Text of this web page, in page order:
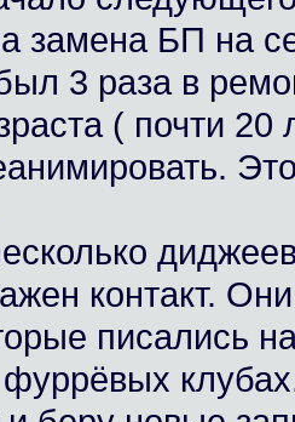
замена БП на
3 раза в
( почти 20
контакт.
писались